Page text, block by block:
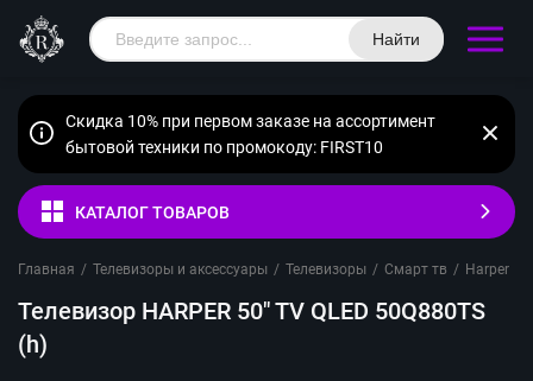
Найти
Скидка 10% при первом заказе на ассортимент
бытовой техники по промокоду: FIRST10
КАТАЛОГ ТОВАРОВ
Главная / Телевизоры и аксессуары / Телевизоры / Смарт тв / Harper
Телевизор HARPER 50" TV QLED 50Q880TS
(h)